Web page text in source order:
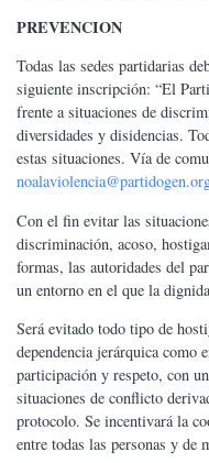
PREVENCION
Todas las sedes partidarias
siguiente inscripción: “El
frente a situaciones de
diversidades y disidencias.
estas situaciones. Vía de
Con el fin evitar las
discriminación, acoso,
formas, las autoridades del
un entorno en el que la
Será evitado todo tipo de
dependencia jerárquica como
participación y respeto, con
situaciones de conflicto
protocolo. Se incentivará la
entre todas las personas y de